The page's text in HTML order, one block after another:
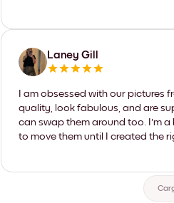
Laney Gill
I am obsessed with our pictures
quality, look fabulous, and are
can swap them around too. I'm
to move them until I created the